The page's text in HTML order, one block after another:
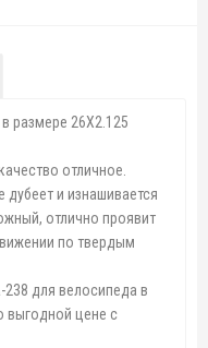
размере 26X2.125
отличное.
и изнашивается
отлично проявит
по твердым
238 для велосипеда в
выгодной цене с